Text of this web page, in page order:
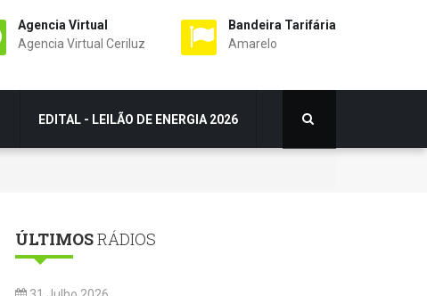
Agencia Virtual
Agencia Virtual Ceriluz
Bandeira Tarifária
Amarelo
EDITAL - LEILÃO DE ENERGIA 2026
ÚLTIMOSRÁDIOS